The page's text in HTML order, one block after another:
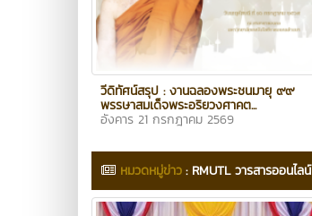
วีดิทัศน์สรุป : งานฉลองพระชนมายุ ๙๙
พรรษาสมเด็จพระอริยวงศาคต...
อังคาร 21 กรกฎาคม 2569
หมวดหมู่ข่าว: RMUTL วารสารออนไลน์